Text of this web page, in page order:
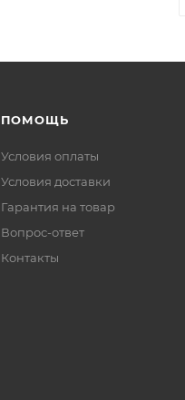
ПОМОЩЬ
Условия оплаты
Условия доставки
Гарантия на товар
Вопрос-ответ
Контакты